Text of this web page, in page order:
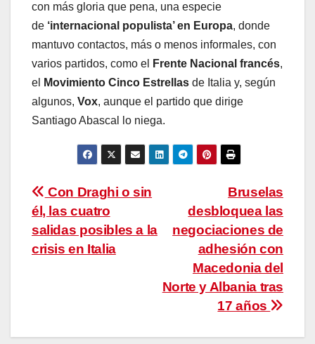
con más gloria que pena, una especie
de ‘internacional populista’ en Europa, donde
mantuvo contactos, más o menos informales, con
varios partidos, como el
Frente Nacional francés,
el
Movimiento Cinco Estrellas de Italia y, según
algunos, Vox, aunque el partido que dirige
Santiago Abascal lo niega.
Navegación
de
entradas
Bruselas
desbloquea las
negociaciones de
adhesión con
Macedonia del
Norte y Albania tras
17 años
Con Draghi o sin
él, las cuatro
salidas posibles a la
crisis en Italia